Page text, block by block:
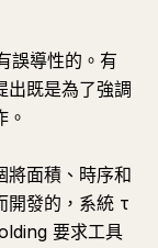
誤導性的。有
出既是為了強調
將面積、時序和
開發的，系統 τ
要求工具